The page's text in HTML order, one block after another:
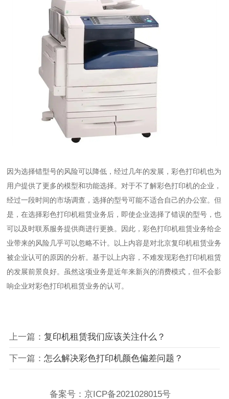
因为选择错型号的风险可以降低，经过几年的发展，彩色打印机也为
用户提供了更多的模型和功能选择。对于不了解彩色打印机的企业，
经过一段时间的市场调查，选择的型号可能不适合自己的办公室。但
是，在选择彩色打印机租赁业务后，即使企业选择了错误的型号，也
可以及时联系服务提供商进行更换。因此，彩色打印机租赁业务给企
业带来的风险几乎可以忽略不计。以上内容是对北京复印机租赁业务
被企业认可的原因的分析。基于以上内容，不难发现彩色打印机租赁
的发展前景良好。虽然这项业务是近年来新兴的消费模式，但不会影
响企业对彩色打印机租赁业务的认可。
上一篇： 复印机租赁我们应该关注什么？
下一篇： 怎么解决彩色打印机颜色偏差问题？
备案号： 京ICP备2021028015号